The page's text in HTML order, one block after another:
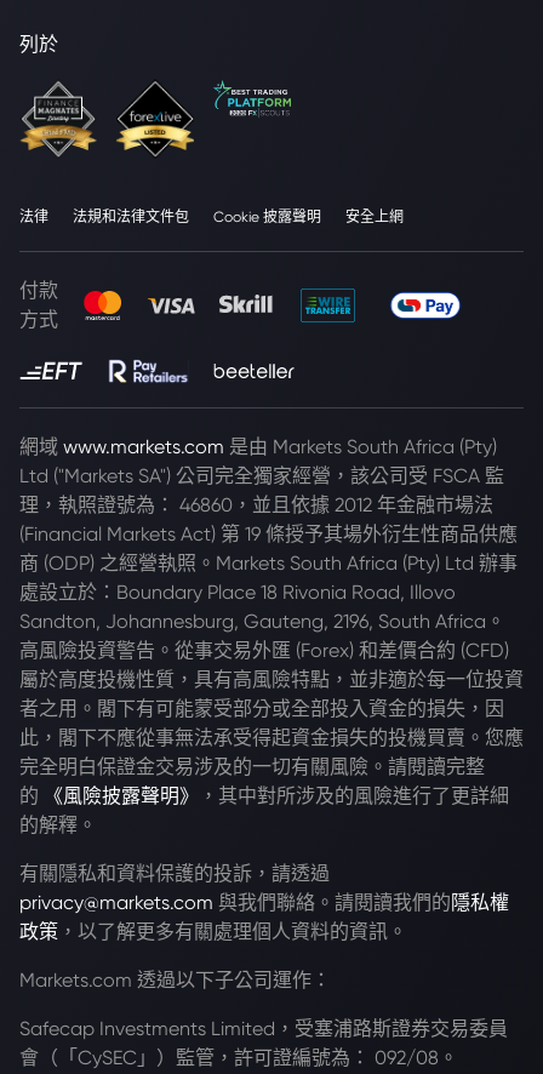
列於
法律 法規和法律文件包 Cookie 披露聲明 安全上網
付款
方式
網域 www.markets.com 是由 Markets South Africa (Pty)
Ltd ("Markets SA") 公司完全獨家經營，該公司受 FSCA 監
理，執照證號為： 46860，並且依據 2012 年金融市場法
(Financial Markets Act) 第 19 條授予其場外衍生性商品供應
商 (ODP) 之經營執照。Markets South Africa (Pty) Ltd 辦事
處設立於：Boundary Place 18 Rivonia Road, Illovo
Sandton, Johannesburg, Gauteng, 2196, South Africa。
高風險投資警告。從事交易外匯 (Forex) 和差價合約 (CFD)
屬於高度投機性質，具有高風險特點，並非適於每一位投資
者之用。閣下有可能蒙受部分或全部投入資金的損失，因
此，閣下不應從事無法承受得起資金損失的投機買賣。您應
完全明白保證金交易涉及的一切有關風險。請閱讀完整
的
《風險披露聲明》
，其中對所涉及的風險進行了更詳細
的解釋。
有關隱私和資料保護的投訴，請透過
privacy@markets.com 與我們聯絡。請閱讀我們的 隱私權
政策 ，以了解更多有關處理個人資料的資訊。
Markets.com 透過以下子公司運作：
Safecap Investments Limited，受塞浦路斯證券交易委員
會（「CySEC」）監管，許可證編號為： 092/08。